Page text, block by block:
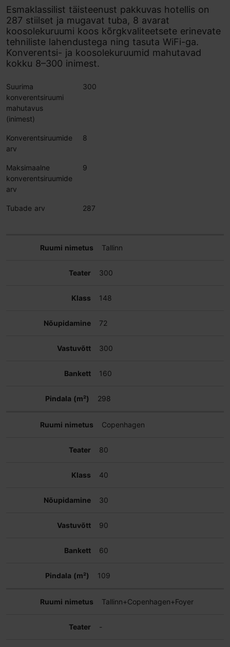
Esmaklassilist täisteenust pakkuvas hotellis on
287 stiilset ja mugavat tuba, 8 avarat
koosolekuruumi koos kõrgkvaliteetsete erinevate
tehniliste lahendustega ning tasuta WiFi-ga.
Konverentsi- ja koosolekuruumid mahutavad
kokku 8–300 inimest.
Suurima
konverentsiruumi
mahutavus
(inimest)
300
Konverentsiruumide
arv
8
Maksimaalne
konverentsiruumide
arv
9
Tubade arv 287
Tallinn
300
148
72
300
160
298
Copenhagen
80
40
30
90
60
109
Tallinn+Copenhagen+Foyer
-